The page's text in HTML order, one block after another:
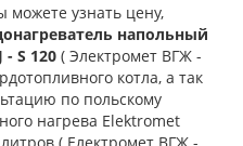
узнать цену,
напольный
S 120 ( Электромет ВГЖ -
котла, а так
по польскому
нагрева Elektromet
( Електромет ВГЖ -